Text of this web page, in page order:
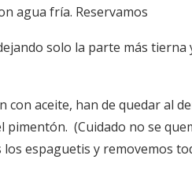
agua fría. Reservamos
solo la parte más
con aceite, han de quedar al
pimentón. (Cuidado no se
espaguetis y removemos